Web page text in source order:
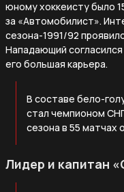
юному хоккеисту было
за «Автомобилист».
сезона-1991/92
Нападающий
его большая карьера.
В составе бело-
стал чемпионом
сезона в 55 матчах
Лидер и капитан